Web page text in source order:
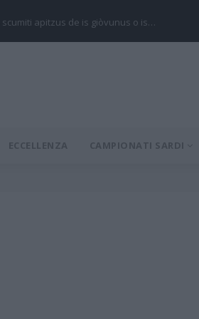
apitzus de is giòvunus o is…
ECCELLENZA CAMPIONATI SARDI